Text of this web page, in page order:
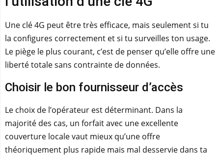
Une clé 4G peut être très efficace, mais seulement si tu
la configures correctement et si tu surveilles ton usage.
Le piège le plus courant, c’est de penser qu’elle offre une
liberté totale sans contrainte de données.
Choisir le bon fournisseur d’accès
Le choix de l’opérateur est déterminant. Dans la
majorité des cas, un forfait avec une excellente
couverture locale vaut mieux qu’une offre
théoriquement plus rapide mais mal desservie dans ta